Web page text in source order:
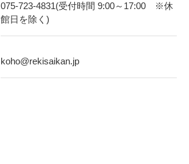
075-723-4831(受付時間 9:00～17:00 ※休
館日を除く)
koho@rekisaikan.jp